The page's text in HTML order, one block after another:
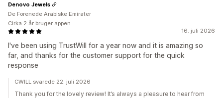
16. juli 2026
I've been using TrustWill for a year now and it is amazing so
far, and thanks for the customer support for the quick
response
Denovo Jewels
De Forenede Arabiske Emirater
Cirka 2 år bruger appen
CWILL svarede 22. juli 2026
Thank you for the lovely review! It’s always a pleasure to hear from